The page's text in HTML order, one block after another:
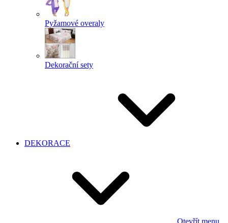
Pyžamové overaly
Dekorační sety
DEKORACE
Otevřít menu